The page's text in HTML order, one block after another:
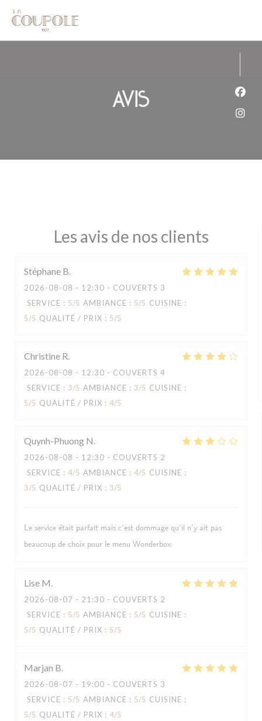
Personnalisation de vos choix en matière de cookies
Avis
Les avis de nos clients
Stéphane B
2026-08-08 - 12:30 - COUVERTS 3
SERVICE : 5/5 AMBIANCE : 5/5 CUISINE :
5/5 QUALITÉ / PRIX : 5/5
Christine R
2026-08-08 - 12:30 - COUVERTS 4
SERVICE : 3/5 AMBIANCE : 3/5 CUISINE :
5/5 QUALITÉ / PRIX : 4/5
Quynh-Phuong N
2026-08-08 - 12:30 - COUVERTS 2
SERVICE : 4/5 AMBIANCE : 4/5 CUISINE :
3/5 QUALITÉ / PRIX : 3/5
Le service était parfait mais c’est dommage qu’il n’y ait pas
beaucoup de choix pour le menu Wonderbox
Lise M
2026-08-07 - 21:30 - COUVERTS 2
SERVICE : 5/5 AMBIANCE : 5/5 CUISINE :
5/5 QUALITÉ / PRIX : 5/5
Marjan B
2026-08-07 - 19:00 - COUVERTS 3
SERVICE : 5/5 AMBIANCE : 5/5 CUISINE :
5/5 QUALITÉ / PRIX : 4/5